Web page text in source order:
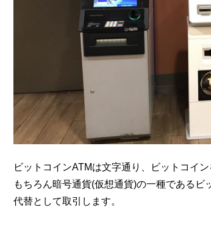
ビットコインATMは文字通り、ビットコイ
もちろん暗号通貨(仮想通貨)の一種である
代替として取引します。